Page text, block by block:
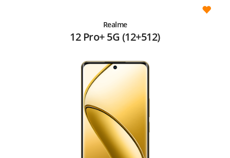
Realme
12 Pro+ 5G (12+512)